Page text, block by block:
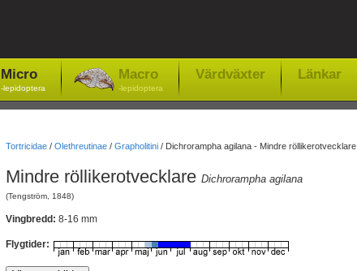
Micro
-lepidoptera
Macro
-lepidoptera
Värdväxter Länkar
Tortricidae/ Olethreutinae/ Grapholitini/ Dichrorampha agilana - Mindre röllikerotvecklare
Mindre röllikerotvecklare Dichrorampha agilana
(Tengström, 1848)
Vingbredd: 8-16 mm
Flygtider: